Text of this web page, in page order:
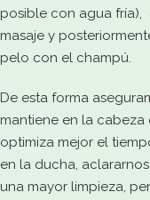
posible con agua fría),
masaje y
pelo con el champú.
De esta forma
mantiene en la
optimiza mejor el
en la ducha,
una mayor limpieza,